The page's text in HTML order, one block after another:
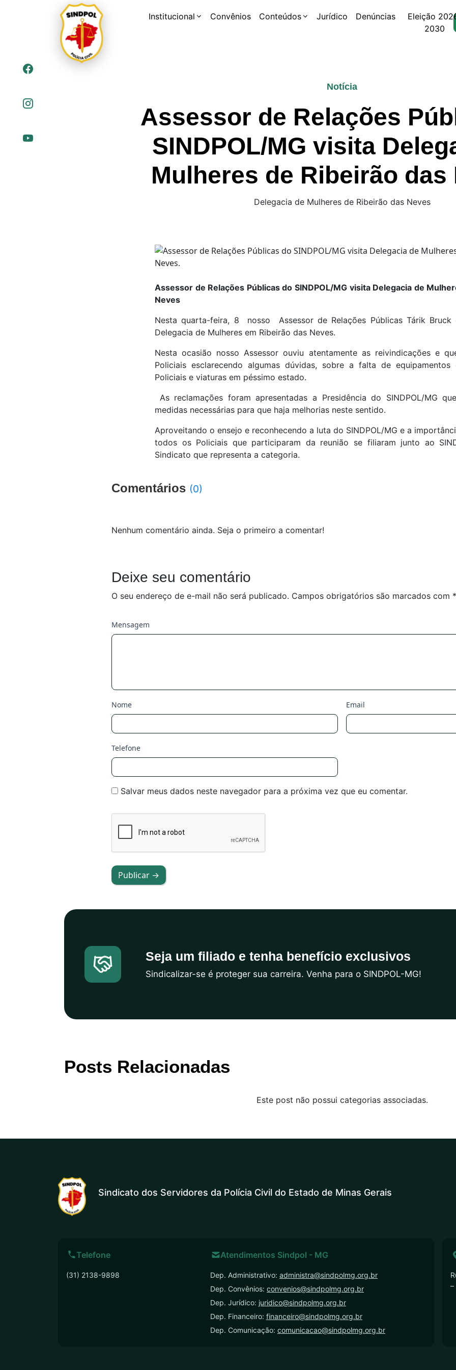
Institucional Convênios Conteúdos Jurídico Denúncias
Eleição
2030
Notícia
Assessor de Relações
SINDPOL/MG visita
Mulheres de Ribeirão das
Delegacia de Mulheres de Ribeirão das Neves
Assessor de Relações Públicas do SINDPOL/MG visita Delegacia de
Neves
Nesta quarta-feira, 8 nosso Assessor de Relações Públicas Tárik Bruck
Delegacia de Mulheres em Ribeirão das Neves.
Nesta ocasião nosso Assessor ouviu atentamente as reivindicações e
Policiais esclarecendo algumas dúvidas, sobre a falta de equipamentos
Policiais e viaturas em péssimo estado.
As reclamações foram apresentadas a Presidência do SINDPOL/MG
medidas necessárias para que haja melhorias neste sentido.
Aproveitando o ensejo e reconhecendo a luta do SINDPOL/MG e a
todos os Policiais que participaram da reunião se filiaram junto ao
Sindicato que representa a categoria.
Comentários (0)
Nenhum comentário ainda. Seja o primeiro a comentar!
Deixe seu comentário
O seu endereço de e-mail não será publicado. Campos obrigatórios são marcados com *
Mensagem
Nome Email
Telefone
Salvar meus dados neste navegador para a próxima vez que eu comentar.
Publicar →
Seja um filiado e tenha benefício exclusivos
Sindicalizar-se é proteger sua carreira. Venha para o SINDPOL-MG!
Posts Relacionadas
Este post não possui categorias associadas.
Sindicato dos Servidores da Polícia Civil do Estado de Minas Gerais
Telefone
(31) 2138-9898
Atendimentos Sindpol - MG
Dep. Administrativo: administra@sindpolmg.org.br
Dep. Convênios: convenios@sindpolmg.org.br
Dep. Jurídico: juridico@sindpolmg.org.br
Dep. Financeiro: financeiro@sindpolmg.org.br
Dep. Comunicação: comunicacao@sindpolmg.org.br
–